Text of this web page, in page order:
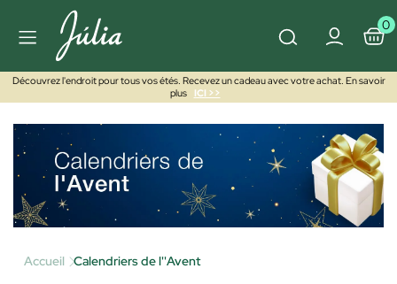
0
Découvrez l'endroit pour tous vos étés. Recevez un cadeau avec votre achat. En savoir
plus
ICI >>
Accueil Calendriers de l''Avent